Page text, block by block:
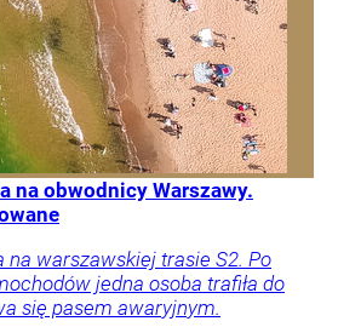
na obwodnicy Warszawy.
na warszawskiej trasie S2. Po
jedna osoba trafiła do
się pasem awaryjnym.